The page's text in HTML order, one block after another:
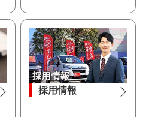
採用情報